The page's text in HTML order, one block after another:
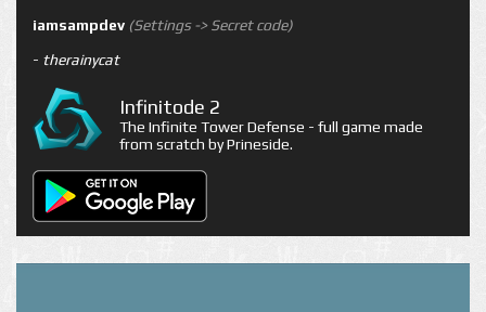
iamsampdev (Settings -> Secret code)
- therainycat
Infinitode 2
The Infinite Tower Defense - full game made
from scratch by Prineside.